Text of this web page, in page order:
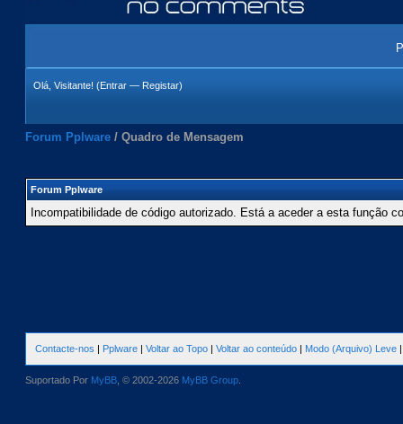
Olá, Visitante! (Entrar — Registar)
Forum Pplware / Quadro de Mensagem
Forum Pplware
Incompatibilidade de código autorizado. Está a aceder a esta função
Contacte-nos | Pplware | Voltar ao Topo | Voltar ao conteúdo | Modo (Arquivo) Leve
Suportado Por MyBB , © 2002-2026 MyBB Group